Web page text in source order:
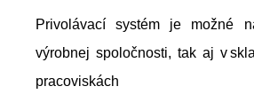
Privolávací systém je možné
výrobnej spoločnosti, tak aj v
pracoviskách